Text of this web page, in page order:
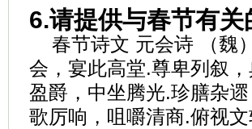
6.请提供与春节有
春节诗文 元会诗 （魏
会，宴此高堂.尊卑列叙
盈爵，中坐腾光.珍膳杂
歌厉响，咀嚼清商.俯视